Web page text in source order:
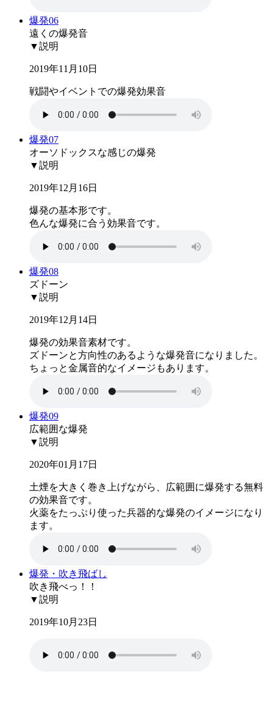
爆発06
遠くの爆発音
▼説明
2019年11月10日
戦闘やイベントでの爆発効果音
爆発07
オーソドックスな感じの爆発
▼説明
2019年12月16日
爆発の基本形です。
色んな爆発に合う効果音です。
爆発08
ズドーン
▼説明
2019年12月14日
爆発の効果音素材です。
ズドーンと方向性のあるような爆発音になりました。
ちょっと金属音的なイメージもあります。
爆発09
広範囲な爆発
▼説明
2020年01月17日
土煙を大きく巻き上げながら、広範囲に爆発する無料
の効果音です。
火薬をたっぷり使った兵器的な爆発のイメージになり
ます。
爆発・吹き飛ばし
吹き飛べっ！！
▼説明
2019年10月23日